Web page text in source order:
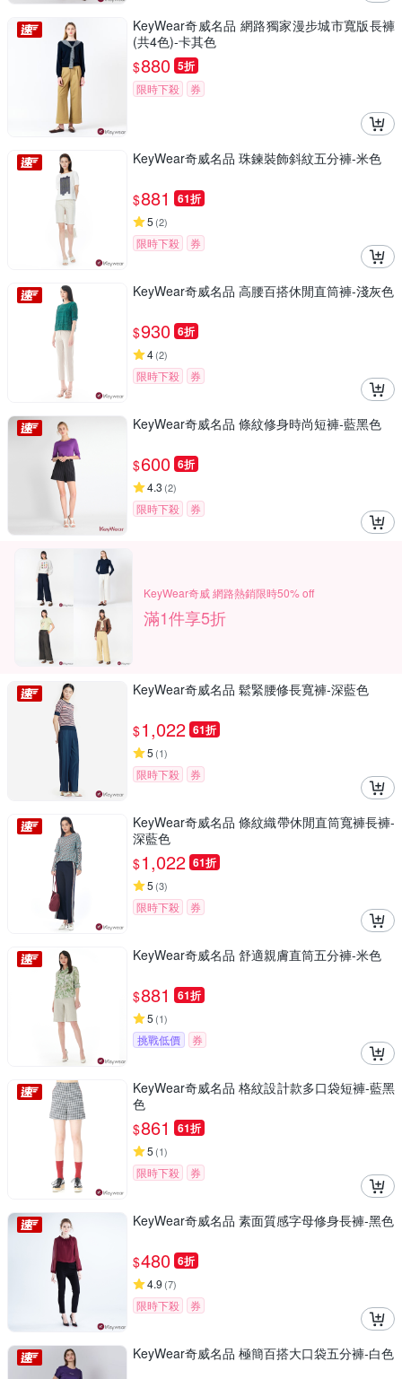
KeyWear奇威名品 網路獨家漫步城市寬版長褲
(共4色)-卡其色
$880 5折
限時下殺 券
KeyWear奇威名品 珠鍊裝飾斜紋五分褲-米色
$881 61折
5 (2)
限時下殺 券
KeyWear奇威名品 高腰百搭休閒直筒褲-淺灰色
$930 6折
4(2)
限時下殺 券
KeyWear奇威名品 條紋修身時尚短褲-藍黑色
$600 6折
4.3 (2)
限時下殺 券
KeyWear奇威 網路熱銷限時50% off
滿1件享5折
KeyWear奇威名品 鬆緊腰修長寬褲-深藍色
$1,022 61折
5 (1)
限時下殺 券
KeyWear奇威名品 條紋織帶休閒直筒寬褲長褲-
深藍色
$1,022 61折
5 (3)
限時下殺 券
KeyWear奇威名品 舒適親膚直筒五分褲-米色
$881 61折
5 (1)
挑戰低價 券
KeyWear奇威名品 格紋設計款多口袋短褲-藍黑
色
$861 61折
5 (1)
限時下殺 券
KeyWear奇威名品 素面質感字母修身長褲-黑色
$480 6折
4.9 (7)
限時下殺 券
KeyWear奇威名品 極簡百搭大口袋五分褲-白色